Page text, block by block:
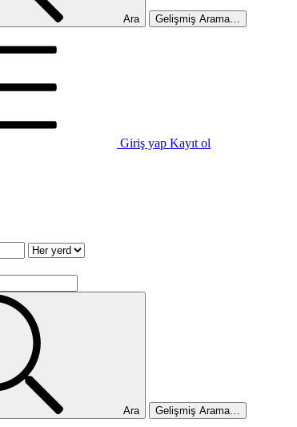
Ara Gelişmiş Arama…
Giriş yap Kayıt ol
Ara Gelişmiş Arama…